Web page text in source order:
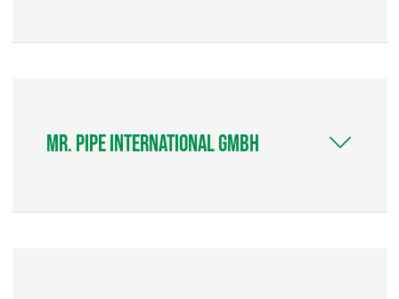
Mr. Pipe International GmbH